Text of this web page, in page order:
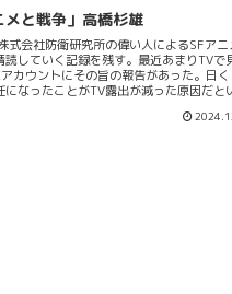
版を見て本巻のほうをほぼ全て買った。
」はふたつの主題を持っているのだ
の平和”という主題があり次に”仮初の家
ひとつめの主題”縮約の平和”まずロイ
名目ある動機づけを持っている。ロイ
ブパワーを保つため動きヨルは暗殺者
まで大人の...
と戦争」高橋杉雄
式会社防衛研究所の偉い人によるSFアニ
していく記録を残す。最近あまりTVで
カウントにその旨の報告があった。曰く
なったことがTV露出が減った原因だと
在も以前からも無かったらしくノンドク
るという事実に驚きを禁じ得ない。この